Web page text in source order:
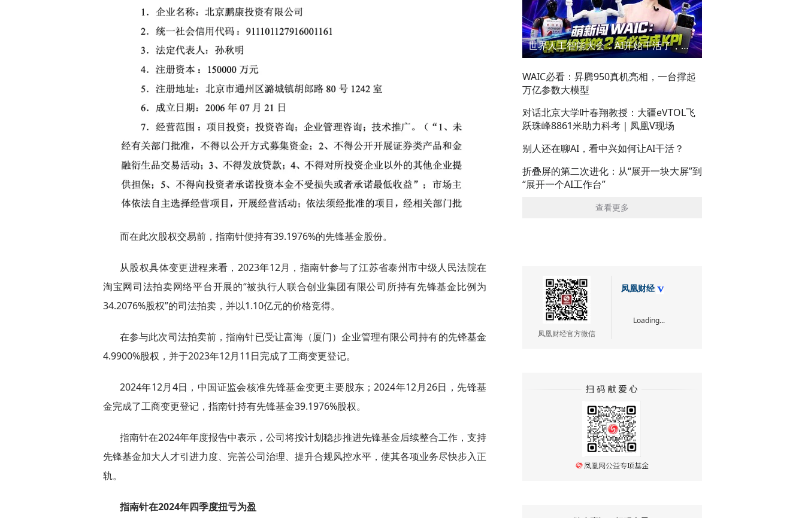
而在此次股权交易前，指南针便持有39.1976%的先锋基金股份。
从股权具体变更进程来看，2023年12月，指南针参与了江苏省泰州市中级人民法院在
淘宝网司法拍卖网络平台开展的“被执行人联合创业集团有限公司所持有先锋基金比例为
34.2076%股权”的司法拍卖，并以1.10亿元的价格竞得。
在参与此次司法拍卖前，指南针已受让富海（厦门）企业管理有限公司持有的先锋基金
4.9900%股权，并于2023年12月11日完成了工商变更登记。
2024年12月4日，中国证监会核准先锋基金变更主要股东；2024年12月26日，先锋基
金完成了工商变更登记，指南针持有先锋基金39.1976%股权。
指南针在2024年年度报告中表示，公司将按计划稳步推进先锋基金后续整合工作，支持
先锋基金加大人才引进力度、完善公司治理、提升合规风控水平，使其各项业务尽快步入正
轨。
指南针在2024年四季度扭亏为盈
世界人工智能大会：AI开始干活了，但到底干的怎么样？萌新闯WAIC
WAIC必看：昇腾950真机亮相，一台撑起
万亿参数大模型
对话北京大学叶春翔教授：大疆eVTOL飞
跃珠峰8861米助力科考｜凤凰V现场
别人还在聊AI，看中兴如何让AI干活？
折叠屏的第二次进化：从“展开一块大屏”到
“展开一个AI工作台”
查看更多
凤凰财经官方微信
凤凰财经
Loading...